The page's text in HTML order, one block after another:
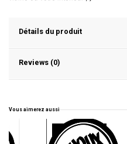
Détails du produit
Reviews (0)
Vous aimerez aussi